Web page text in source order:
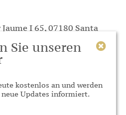
I 65, 07180 Santa
644
Sie unseren
kostenlos an und werden
neue Updates informiert.